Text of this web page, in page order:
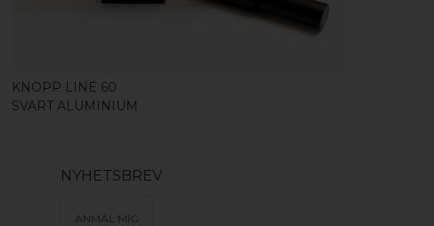
KNOPP LINE 60
SVART ALUMINIUM
NYHETSBREV
ANMÄL MIG